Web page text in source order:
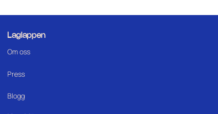
Laglappen
Om oss
Press
Blogg